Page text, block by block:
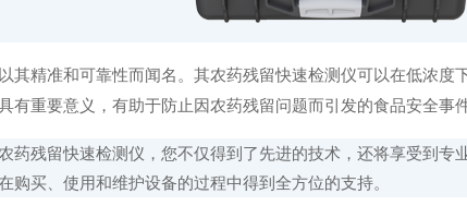
精准和可靠性而闻名。其农药残留快速检测仪可以在低浓度
有重要意义，有助于防止因农药残留问题而引发的食品安全事件
残留快速检测仪，您不仅得到了先进的技术，还将享受到专
购买、使用和维护设备的过程中得到全方位的支持。